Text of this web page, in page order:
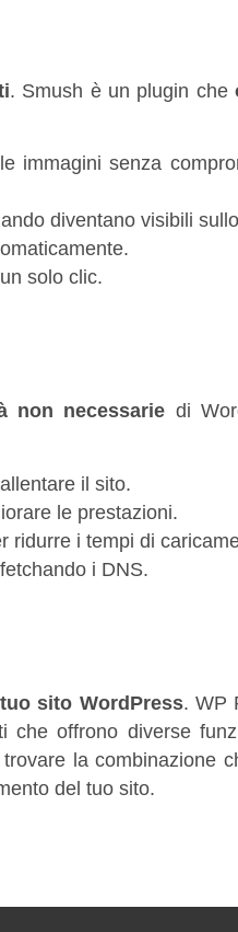
. Smush è un plugin che
immagini senza
diventano visibili
solo clic.
non necessarie di
il sito.
le prestazioni.
ridurre i tempi di
i DNS.
sito WordPress. WP
che offrono diverse
trovare la combinazione
del tuo sito.